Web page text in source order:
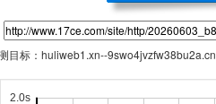
目标： huliweb1.xn--9swo4jvzfw38bu2a.cn